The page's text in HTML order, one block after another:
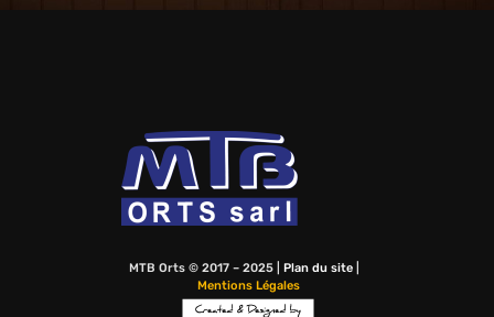
MTB Orts © 2017 – 2025 | Plan du site|
Mentions Légales